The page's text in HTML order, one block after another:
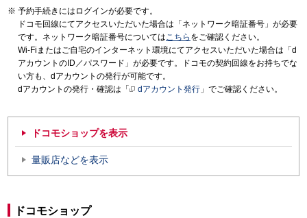
予約手続きにはログインが必要です。
ドコモ回線にてアクセスいただいた場合は「ネットワーク暗証番号」が必要
です。ネットワーク暗証番号についてはこちら をご確認ください。
Wi-Fiまたはご自宅のインターネット環境にてアクセスいただいた場合は「d
アカウントのID／パスワード」が必要です。ドコモの契約回線をお持ちでな
い方も、dアカウントの発行が可能です。
dアカウントの発行・確認は「
dアカウント発行 」でご確認ください。
ドコモショップを表示
量販店などを表示
ドコモショップ